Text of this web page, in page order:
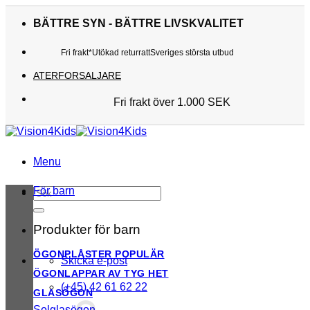
BÄTTRE SYN - BÄTTRE LIVSKVALITET
Fri frakt*Utökad returrattSveriges största utbud
ATERFORSALJARE
Fri frakt över 1.000 SEK
Kunderna älskar oss
Utökad returratt
Sveriges största utbud
Menu
Sök
efter:
Skicka e-post
(+45) 42 61 62 22
För barn
Produkter för barn
ÖGONPLÅSTER
ÖGONLAPPAR AV TYG
GLASÖGON